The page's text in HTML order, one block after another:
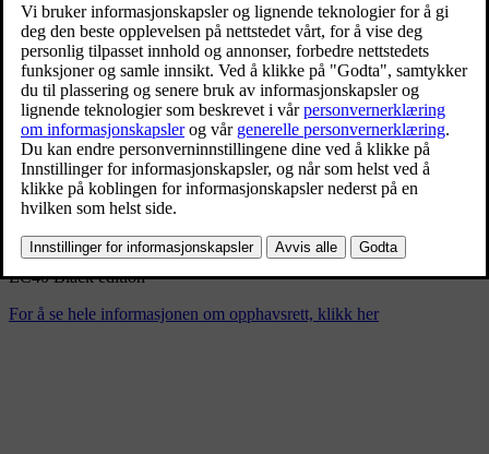
EC40 Black edition
6/24/2024
Bokmerke
Del
Last ned
EC40 Black edition
For å se hele informasjonen om opphavsrett, klikk her